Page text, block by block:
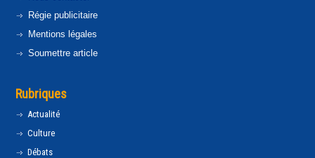
Régie publicitaire
Mentions légales
Soumettre article
Rubriques
Actualité
Culture
Débats